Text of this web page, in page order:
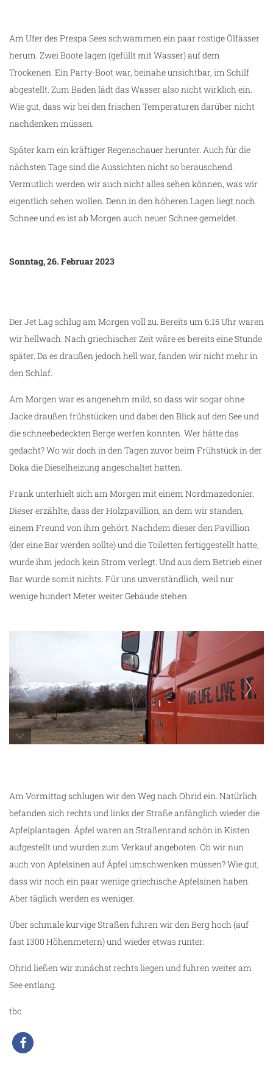
Am Ufer des Prespa Sees schwammen ein paar rostige Ölfässer
herum. Zwei Boote lagen (gefüllt mit Wasser) auf dem
Trockenen. Ein Party-Boot war, beinahe unsichtbar, im Schilf
abgestellt. Zum Baden lädt das Wasser also nicht wirklich ein.
Wie gut, dass wir bei den frischen Temperaturen darüber nicht
nachdenken müssen.
Später kam ein kräftiger Regenschauer herunter. Auch für die
nächsten Tage sind die Aussichten nicht so berauschend.
Vermutlich werden wir auch nicht alles sehen können, was wir
eigentlich sehen wollen. Denn in den höheren Lagen liegt noch
Schnee und es ist ab Morgen auch neuer Schnee gemeldet.
Sonntag, 26. Februar 2023
Der Jet Lag schlug am Morgen voll zu. Bereits um 6:15 Uhr waren
wir hellwach. Nach griechischer Zeit wäre es bereits eine Stunde
später. Da es draußen jedoch hell war, fanden wir nicht mehr in
den Schlaf.
Am Morgen war es angenehm mild, so dass wir sogar ohne
Jacke draußen frühstücken und dabei den Blick auf den See und
die schneebedeckten Berge werfen konnten. Wer hätte das
gedacht? Wo wir doch in den Tagen zuvor beim Frühstück in der
Doka die Dieselheizung angeschaltet hatten.
Frank unterhielt sich am Morgen mit einem Nordmazedonier.
Dieser erzählte, dass der Holzpavillion, an dem wir standen,
einem Freund von ihm gehört. Nachdem dieser den Pavillion
(der eine Bar werden sollte) und die Toiletten fertiggestellt hatte,
wurde ihm jedoch kein Strom verlegt. Und aus dem Betrieb einer
Bar wurde somit nichts. Für uns unverständlich, weil nur
wenige hundert Meter weiter Gebäude stehen.
Am Vormittag schlugen wir den Weg nach Ohrid ein. Natürlich
befanden sich rechts und links der Straße anfänglich wieder die
Apfelplantagen. Äpfel waren an Straßenrand schön in Kisten
aufgestellt und wurden zum Verkauf angeboten. Ob wir nun
auch von Apfelsinen auf Äpfel umschwenken müssen? Wie gut,
dass wir noch ein paar wenige griechische Apfelsinen haben.
Aber täglich werden es weniger.
Über schmale kurvige Straßen fuhren wir den Berg hoch (auf
fast 1300 Höhenmetern) und wieder etwas runter.
Ohrid ließen wir zunächst rechts liegen und fuhren weiter am
See entlang.
tbc